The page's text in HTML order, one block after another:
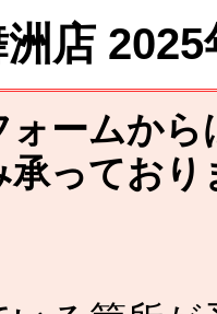
店 2025
ォームか
承ってお